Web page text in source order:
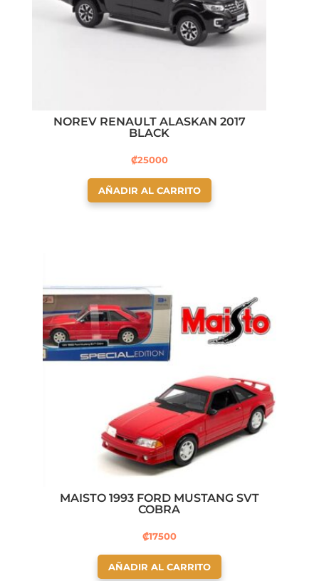
NOREV RENAULT ALASKAN 2017
BLACK
₡25000
AÑADIR AL CARRITO
MAISTO 1993 FORD MUSTANG SVT
COBRA
₡17500
AÑADIR AL CARRITO